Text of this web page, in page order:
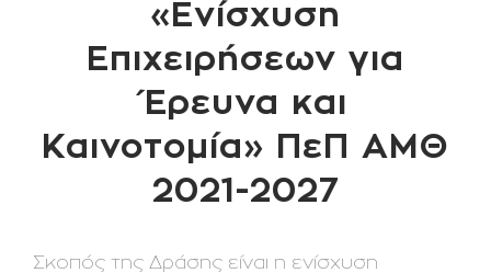
«Ενίσχυση
Επιχειρήσεων για
Έρευνα και
Καινοτομία» ΠεΠ ΑΜΘ
2021-2027
Σκοπός της Δράσης είναι η ενίσχυση